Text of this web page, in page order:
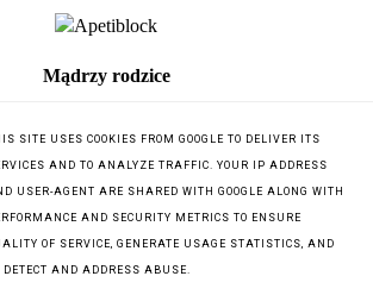
Mądrzy rodzice
SITE USES COOKIES FROM GOOGLE TO DELIVER ITS
AND TO ANALYZE TRAFFIC. YOUR IP ADDRESS
USER-AGENT ARE SHARED WITH GOOGLE ALONG WITH
AND SECURITY METRICS TO ENSURE
OF SERVICE, GENERATE USAGE STATISTICS, AND
DETECT AND ADDRESS ABUSE.